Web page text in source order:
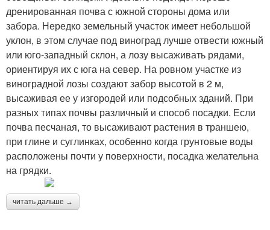
дренированная почва с южной стороны дома или
забора. Нередко земельный участок имеет небольшой
уклон, в этом случае под виноград лучше отвести южный
или юго-западный склон, а лозу высаживать рядами,
ориентируя их с юга на север. На ровном участке из
виноградной лозы создают забор высотой в 2 м,
высаживая ее у изгородей или подсобных зданий. При
разных типах почвы различный и способ посадки. Если
почва песчаная, то высаживают растения в траншею,
при глине и суглинках, особенно когда грунтовые воды
расположены почти у поверхности, посадка желательна
на грядки.
читать дальше →